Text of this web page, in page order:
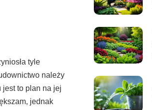
tyle
należy
to plan na jej
jednak